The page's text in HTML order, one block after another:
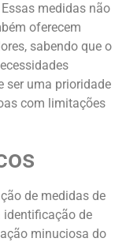
medidas não
oferecem
sabendo que o
ser uma prioridade
com limitações
de medidas de
identificação de
minuciosa do